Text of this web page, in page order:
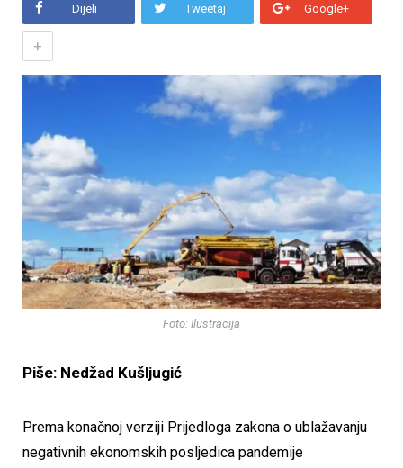
Dijeli Tweetaj Google+
+
Foto: Ilustracija
Piše: Nedžad Kušljugić
Prema konačnoj verziji Prijedloga zakona o ublažavanju
negativnih ekonomskih posljedica pandemije